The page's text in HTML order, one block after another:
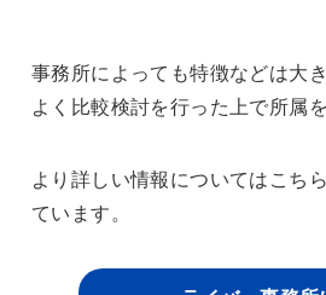
事務所によっても特徴などは大
よく比較検討を行った上で所属
より詳しい情報についてはこち
ています。